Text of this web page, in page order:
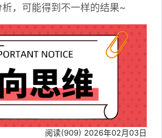
，可能得到不一样的结果~
阅读(909) 2026年02月03日